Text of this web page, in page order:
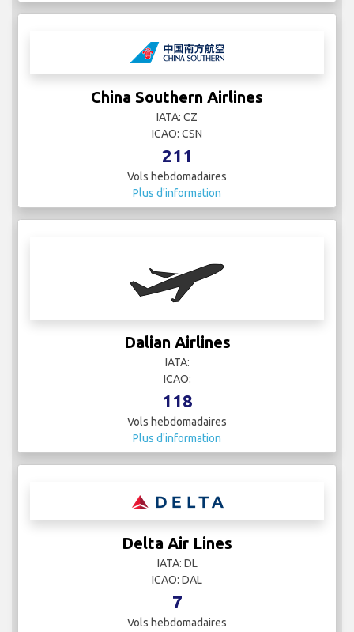
China Southern Airlines
IATA: CZ
ICAO: CSN
211
Vols hebdomadaires
Plus d'information
Dalian Airlines
IATA:
ICAO:
118
Vols hebdomadaires
Plus d'information
Delta Air Lines
IATA: DL
ICAO: DAL
7
Vols hebdomadaires